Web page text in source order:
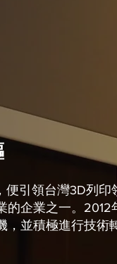
引領台灣3D列
的企業之一。
，並積極進行技術